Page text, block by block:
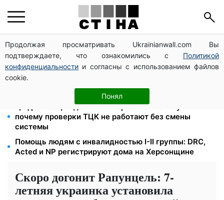
Продолжая просматривать Ukrainianwall.com Вы
подтверждаете, что ознакомились с Политикой
конфиденциальности и согласны с использованием файлов
cookie.
Понял
Новый знак на центральной улице: водителям
грузовиков запретили остановку — штраф до 680
грн
Ночной тариф на свет 2,16 грн/кВт-ч: экономия до
540 грн в месяц с сентября
Цифровизация дел и ВВК: юрист Танасийчук —
почему проверки ТЦК не работают без смены
системы
Помощь людям с инвалидностью I-II группы: DRC,
Acted и NP регистрируют дома на Херсонщине
Скоро догонит Рапунцель: 7-
летняя украинка установила